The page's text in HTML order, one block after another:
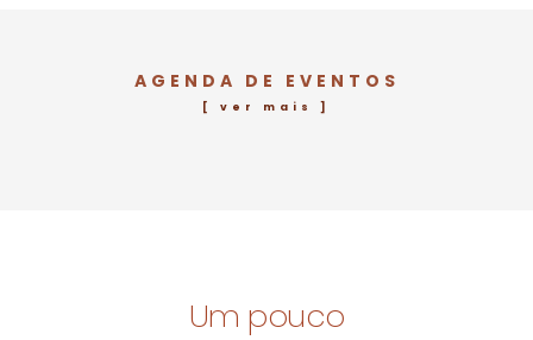
AGENDA DE EVENTOS
[ ver mais ]
Um pouco